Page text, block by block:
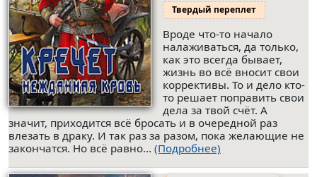
Твердый переплет
Вроде что-то начало
налаживаться, да только,
как это всегда бывает,
жизнь во всё вносит свои
коррективы. То и дело кто-
то решает поправить свои
дела за твой счёт. А
значит, приходится всё бросать и в очередной раз
влезать в драку. И так раз за разом, пока желающие не
закончатся. Но всё равно... (Подробнее)